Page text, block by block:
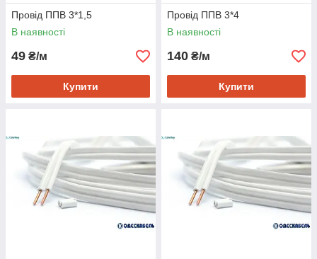
Провід ППВ 3*1,5
В наявності
49 ₴/м
Купити
Провід ППВ 3*4
В наявності
140 ₴/м
Купити